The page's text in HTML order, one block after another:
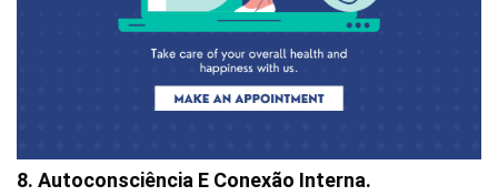
8. Autoconsciência E Conexão Interna.